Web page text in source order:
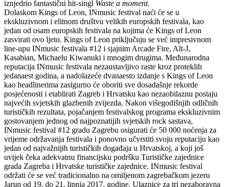
iznjedrio fantastični hit-singl Waste a moment.
Dolaskom Kings of Leon, INmusic festival naći će se u
ekskluzivnom i elitnom društvu velikih europskih festivala, kao
jedan od osam europskih festivala na kojima će Kings of Leon
zasvirati ovo ljeto. Kings of Leon priključuju se već impresivnom
line-upu INmusic festivala #12 i sjajnim Arcade Fire, Alt-J,
Kasabian, Michaelu Kiwanuki i mnogim drugima. Međunarodna
reputacija INmusic festivala nezaustavljivo raste kroz proteklih
jedanaest godina, a nadolazeće dvanaesto izdanje s Kings of Leon
kao headlinerima zasigurno će oboriti sve dosadašnje rekorde
posjećenosti i etablirati Zagreb i Hrvatsku kao nezaobilaznu postaju
najvećih svjetskih glazbenih zvijezda. Nakon višegodišnjih odličnih
turističkih rezultata, pojačanjem festivalskog programa ekskluzivnim
gostovanjem jednog od najpoznatijih svjetskih rock sastava,
INmusic festival #12 gradu Zagrebu osigurati će 50 000 noćenja za
vrijeme održavanja festivala i ponovno učvrstiti svoju reputaciju kao
jedan od najvažnijih turističkih događaja u Hrvatskoj, a koji još
uvijek čeka adekvatnu financijsku podršku Turističke zajednice
grada Zagreba i Hrvatske turističke zajednice. INmusic festival
održati će se već tradicionalno na omiljenom zagrebačkom jezeru
Jarun od 19. do 21. lipnja 2017. godine. Ulaznice za tri nezaboravna